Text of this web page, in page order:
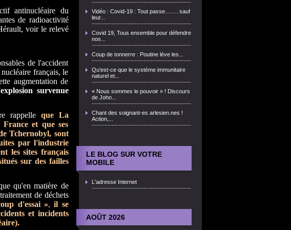
Vidéo : Covid-19 : Tout passe……. sauf
leur...
Covid 19, Tous ensemble pour défendre
nos...
Coup de tonnerre : Poutine lève les...
Qu'est-ce que le système immunitaire
naturel et...
« Nous sommes le pouvoir » ! Discours
de John...
Chant des soignant-es arlesien.nes !
Action,...
LE BLOG SUR VOTRE
MOBILE
L'adresse Internet
AOÛT 2026
antinucléaire du
de radioactivité
voir le relevé
de l'accident
français, le
augmentation de
survenue
rappelle que La
et que ses
Tchernobyl, sont
par l'industrie
les sites français
sur des failles
qu'en matière de
de déchets
d'essai »,il se
et incidents